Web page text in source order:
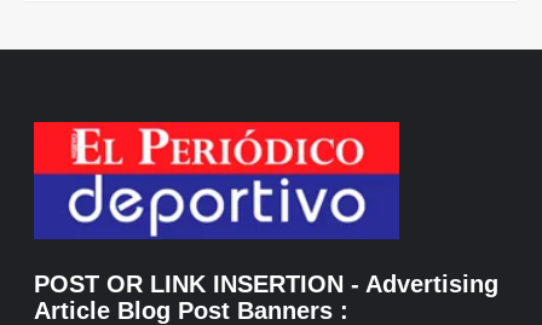
POST OR LINK INSERTION - Advertising
Article Blog Post Banners :